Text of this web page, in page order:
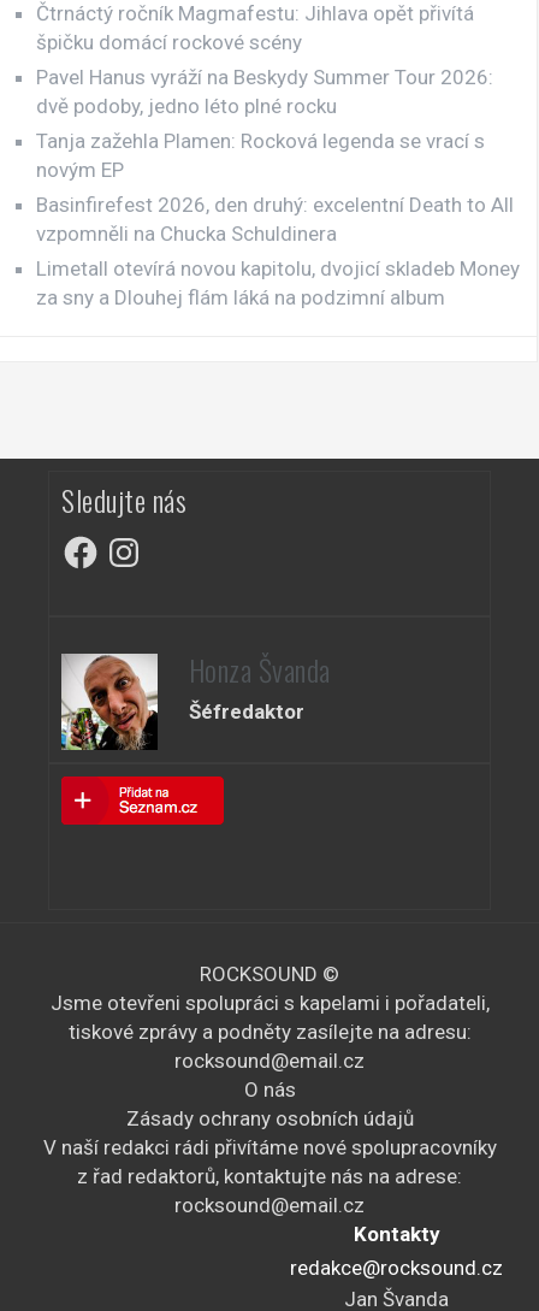
Čtrnáctý ročník Magmafestu: Jihlava opět přivítá
špičku domácí rockové scény
Pavel Hanus vyráží na Beskydy Summer Tour 2026:
dvě podoby, jedno léto plné rocku
Tanja zažehla Plamen: Rocková legenda se vrací s
novým EP
Basinfirefest 2026, den druhý: excelentní Death to All
vzpomněli na Chucka Schuldinera
Limetall otevírá novou kapitolu, dvojicí skladeb Money
za sny a Dlouhej flám láká na podzimní album
Sledujte nás
FacebookInstagram
Honza Švanda
Šéfredaktor
ROCKSOUND ©
Jsme otevřeni spolupráci s kapelami i pořadateli,
tiskové zprávy a podněty zasílejte na adresu:
rocksound@email.cz
O nás
Zásady ochrany osobních údajů
V naší redakci rádi přivítáme nové spolupracovníky
z řad redaktorů, kontaktujte nás na adrese:
rocksound@email.cz
Kontakty
redakce@rocksound.cz
Jan Švanda